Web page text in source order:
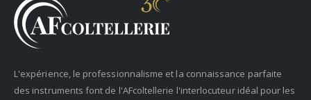
L'expérience, le professionnalisme et la connaissance parfaite
des instruments font de l'AFcoltellerie l'interlocuteur idéal pour les